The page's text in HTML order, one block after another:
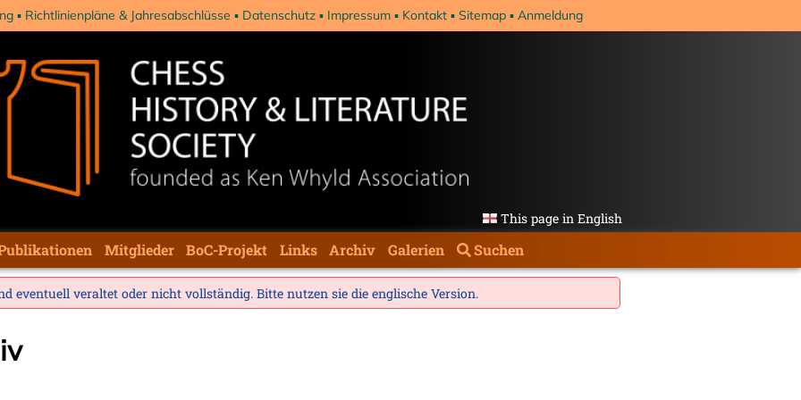
Richtlinienpläne & Jahresabschlüsse Datenschutz Impressum Kontakt Sitemap Anmeldung
This page in English
Mitglieder BoC-Projekt Links Archiv Galerien Suchen
eventuell veraltet oder nicht vollständig. Bitte nutzen sie die englische Version.